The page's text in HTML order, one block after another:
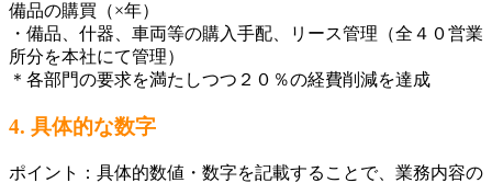
備品の購買（×年）
・備品、什器、車両等の購入手配、リース管理（全４０営業
所分を本社にて管理）
＊各部門の要求を満たしつつ２０％の経費削減を達成
4. 具体的な数字
ポイント：具体的数値・数字を記載することで、業務内容の